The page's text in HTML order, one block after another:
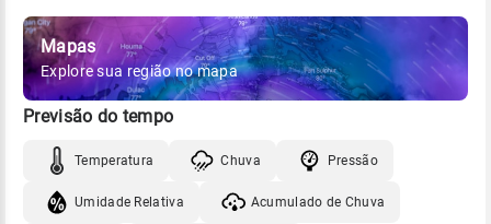
Mapas
Explore sua região no mapa
Previsão do tempo
Temperatura Chuva Pressão
Umidade Relativa Acumulado de Chuva